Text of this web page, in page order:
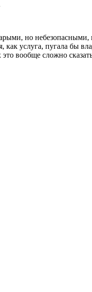
но
услуга, пугала бы
вообще сложно сказать